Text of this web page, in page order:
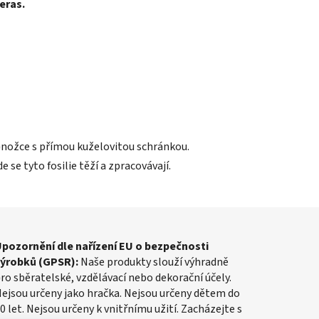
s přímou kuželovitou schránkou.
se tyto fosilie těží a zpracovávají.
dle nařízení EU o bezpečnosti
(GPSR):Naše produkty slouží výhradně
sběratelské, vzdělávací nebo dekorační účely.
určeny jako hračka. Nejsou určeny dětem do
let. Nejsou určeny k vnitřnímu užití. Zacházejte s